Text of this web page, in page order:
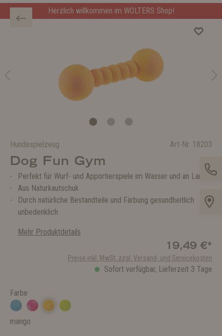
Herzlich willkommen im WOLTERS Shop!
Hundespielzeug Art-Nr. 18203
Dog Fun Gym
Perfekt für Wurf- und Apportierspiele im Wasser und an Land
Aus Naturkautschuk
Durch natürliche Bestandteile und Färbung gesundheitlich
unbedenklich
Mehr Produktdetails
19,49 €*
Preise inkl. MwSt. zzgl. Versand- und Servicekosten
Sofort verfügbar, Lieferzeit 3 Tage
Farbe
mango